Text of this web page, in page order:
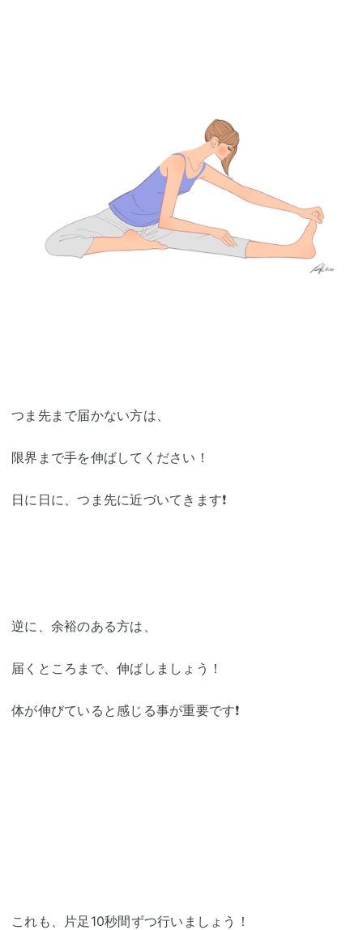
つま先まで届かない方は、
限界まで手を伸ばしてください！
日に日に、つま先に近づいてきます❗️
逆に、余裕のある方は、
届くところまで、伸ばしましょう！
体が伸びていると感じる事が重要です❗️
これも、片足10秒間ずつ行いましょう！